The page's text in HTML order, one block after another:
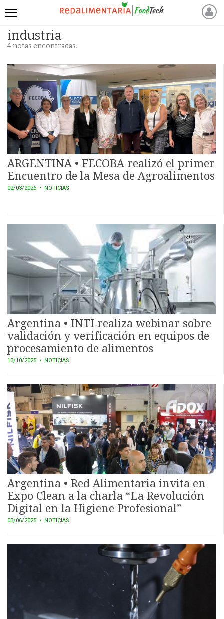
INICIO
NOTICIAS
PROTEÍNAS
ALTERNATIVAS
ANIMAL FREE
FOODTECH
OTROS INGREDIENTES
QUIÉNES SOMOS
MARKETPLACE
DIRECTORIO
CONTÁCTENOS
AYUDA
Y
DE
PRIVACIDAD
MAPA
DEL
SITIO
industria
4 notas encontradas.
ARGENTINA • FECOBA realizó el primer
Encuentro de la Mesa de Agroalimentos
02/03/2026 • NOTICIAS
Argentina • INTI realiza webinar sobre
validación y verificación en equipos de
procesamiento de alimentos
13/10/2025 • NOTICIAS
Argentina • Red Alimentaria invita en
Expo Clean a la charla “La Revolución
Digital en la Higiene Profesional”
03/06/2025 • NOTICIAS